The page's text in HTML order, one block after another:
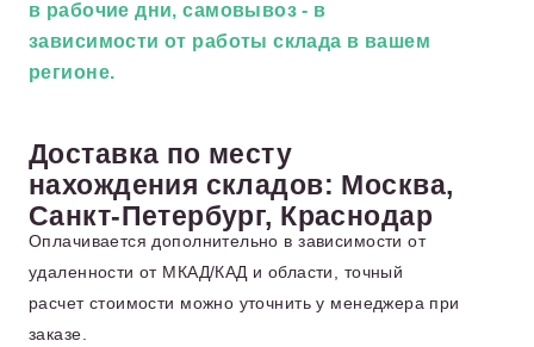
в рабочие дни, самовывоз - в
зависимости от работы склада в вашем
регионе.
Доставка по месту
нахождения складов: Москва,
Санкт-Петербург, Краснодар
Оплачивается дополнительно в зависимости от
удаленности от МКАД/КАД и области, точный
расчет стоимости можно уточнить у менеджера при
заказе.